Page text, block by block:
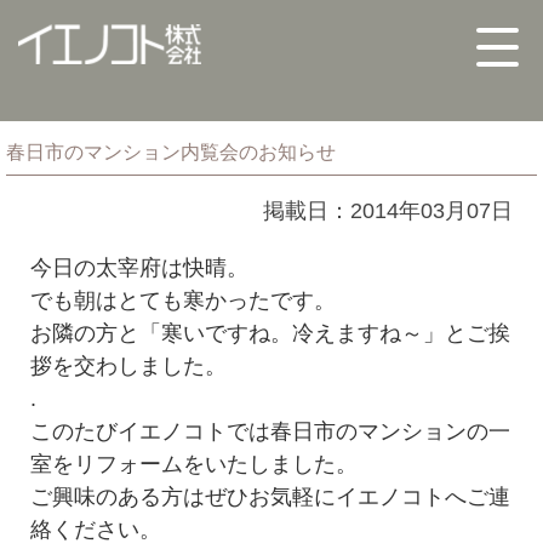
春日市のマンション内覧会のお知らせ
掲載日：2014年03月07日
今日の太宰府は快晴。
でも朝はとても寒かったです。
お隣の方と「寒いですね。冷えますね～」とご挨
拶を交わしました。
.
このたびイエノコトでは春日市のマンションの一
室をリフォームをいたしました。
ご興味のある方はぜひお気軽にイエノコトへご連
絡ください。